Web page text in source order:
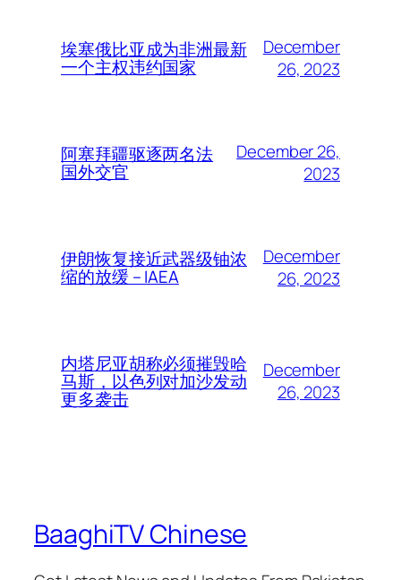
埃塞俄比亚成为非洲最新
一个主权违约国家
December
26, 2023
阿塞拜疆驱逐两名法
国外交官
December 26,
2023
伊朗恢复接近武器级铀浓
缩的放缓 – IAEA
December
26, 2023
内塔尼亚胡称必须摧毁哈
马斯，以色列对加沙发动
更多袭击
December
26, 2023
BaaghiTV Chinese